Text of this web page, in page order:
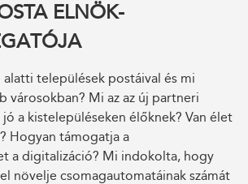
ELNÖK-
alatti települések postáival és mi
városokban? Mi az az új partneri
a kistelepüléseken élőknek? Van élet
Hogyan támogatja a
a digitalizáció? Mi indokolta, hogy
növelje csomagautomatáinak számát